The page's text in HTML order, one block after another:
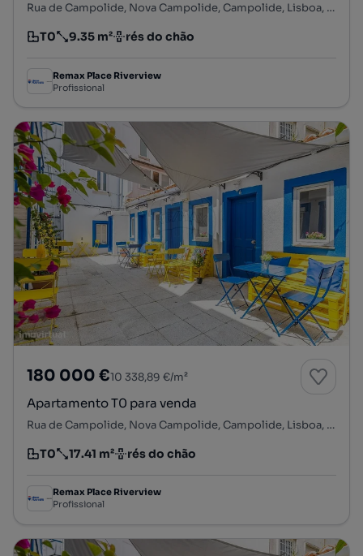
Rua de Campolide, Nova Campolide, Campolide, Lisboa, Lisboa
Tipologia
T0
Preço por metro quadrado
9.35 m²
Andar rés do chão
Remax Place Riverview
Profissional
180 000 €10 338,89 €/m²
Apartamento T0 para venda
Rua de Campolide, Nova Campolide, Campolide, Lisboa, Lisboa
Tipologia
T0
Preço por metro quadrado
17.41 m²
Andar rés do chão
Remax Place Riverview
Profissional